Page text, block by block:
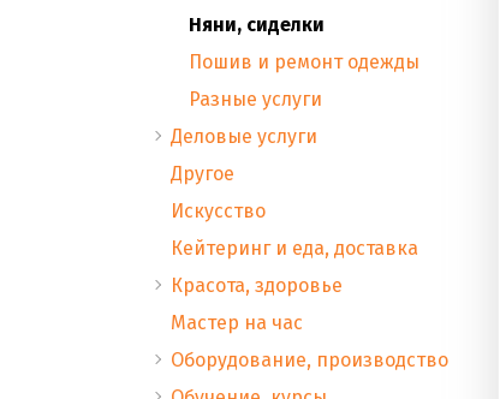
Няни, сиделки
Пошив и ремонт одежды
Разные услуги
Деловые услуги
Другое
Искусство
Кейтеринг и еда, доставка
Красота, здоровье
Мастер на час
Оборудование, производство